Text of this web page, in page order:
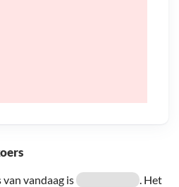
vandaag is
. Het